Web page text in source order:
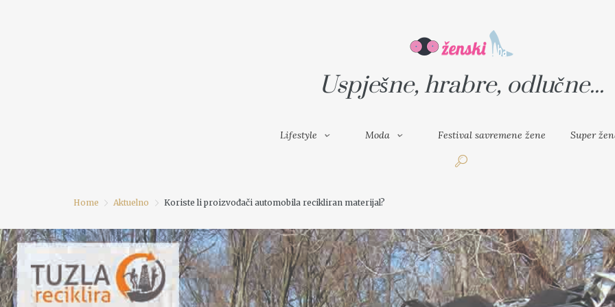
SUPER ŽENA
Uspješne, hrabre, odlučne...
Lifestyle Moda Festival savremene žene Super
Home Aktuelno Koriste li proizvođači automobila recikliran materijal?